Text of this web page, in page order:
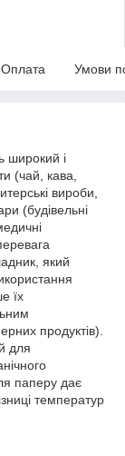
Оплата Умови
широкий і
(чай, кава,
вироби,
(будівельні
який
їх
продуктів).
для
паперу дає
температур